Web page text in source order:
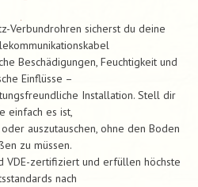
Verbundrohren sicherst du deine
Beschädigungen, Feuchtigkeit und
Einflüsse –
Installation. Stell dir
einfach es ist,
auszutauschen, ohne den Boden
zu müssen.
VDE-zertifiziert und erfüllen höchste
nach